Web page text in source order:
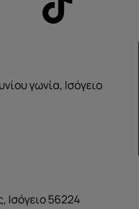
γωνία, Ισόγειο
Ισόγειο 56224